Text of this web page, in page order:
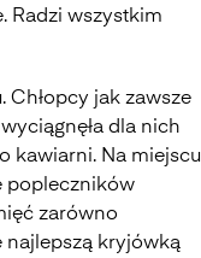
Radzi wszystkim
Chłopcy jak zawsze
dla nich
kawiarni. Na miejscu
popleczników
zarówno
najlepszą kryjówką